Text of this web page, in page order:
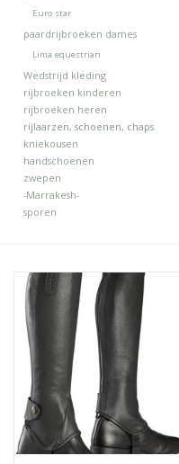
Euro star
paardrijbroeken dames
Lima equestrian
Wedstrijd kleding
rijbroeken kinderen
rijbroeken heren
rijlaarzen, schoenen, chaps
kniekousen
handschoenen
zwepen
-Marrakesh-
sporen